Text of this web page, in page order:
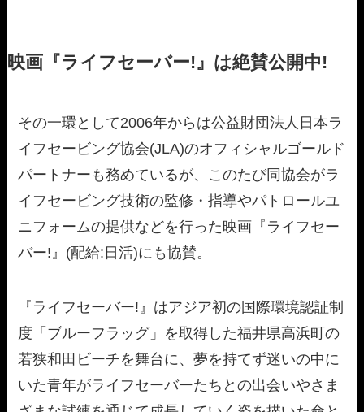
映画『ライフセーバー!』は絶賛公開中!
その一環として2006年からは公益財団法人日本ラ
イフセービング協会(JLA)のオフィシャルゴールド
パートナーも務めているが、このたび同協会がラ
イフセービング技術の監修・指導やパトロールユ
ニフォームの提供などを行った映画『ライフセー
バー!』(配給:日活)にも協賛。
『ライフセーバー!』はアジア初の国際環境認証制
度「ブルーフラッグ」を取得した福井県高浜町の
若狭和田ビーチを舞台に、夢を持てず迷いの中に
いた青年がライフセーバーたちとの出会いやさま